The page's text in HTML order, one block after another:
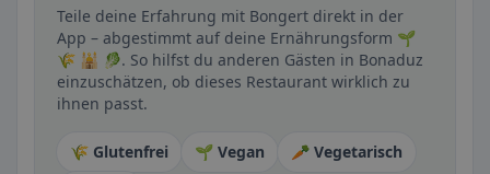
Teile deine Erfahrung mit Bongert direkt in der
App – abgestimmt auf deine Ernährungsform 🌱
🌾 🕌 🥬. So hilfst du anderen Gästen in Bonaduz
einzuschätzen, ob dieses Restaurant wirklich zu
ihnen passt.
🌾 Glutenfrei 🌱 Vegan
🥕 Vegetarisch